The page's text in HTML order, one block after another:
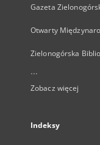
Gazeta
Otwarty
Zielonogórska
...
Zobacz więcej
Indeksy